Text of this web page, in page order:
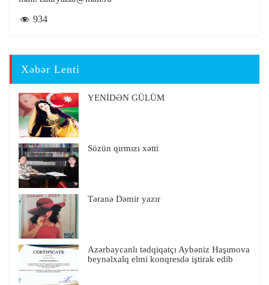
934
Xəbər Lenti
YENİDƏN GÜLÜM
Sözün qırmızı xətti
Təranə Dəmir yazır
Azərbaycanlı tədqiqatçı Aybəniz Haşımova
beynəlxalq elmi konqresdə iştirak edib